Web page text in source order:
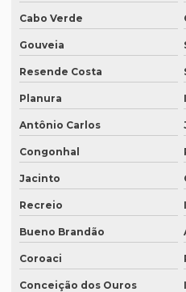
Onde fazer transcrição de áudio
Orçamento inglês tradução
Orçamento legendagem
Preço interpretação simultânea
Preço lauda tradução
Preço revisão tradução
Preço tabela tradução inglês
Preço para tradução
Preço de tradução de árabe
Preço tradução em chinês
Cabo Verde
Gouveia
Resende Costa
Planura
Antônio Carlos
Congonhal
Jacinto
Recreio
Bueno Brandão
Coroaci
Conceição dos Ouros